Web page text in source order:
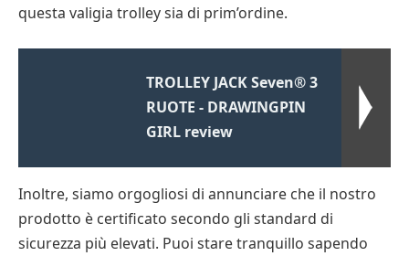
questa valigia trolley sia di prim’ordine.
TROLLEY JACK Seven® 3
RUOTE - DRAWINGPIN
GIRL review
Inoltre, siamo orgogliosi di annunciare che il nostro
prodotto è certificato secondo gli standard di
sicurezza più elevati. Puoi stare tranquillo sapendo